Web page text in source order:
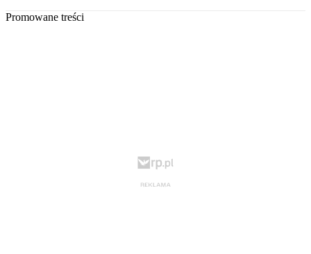
Promowane treści